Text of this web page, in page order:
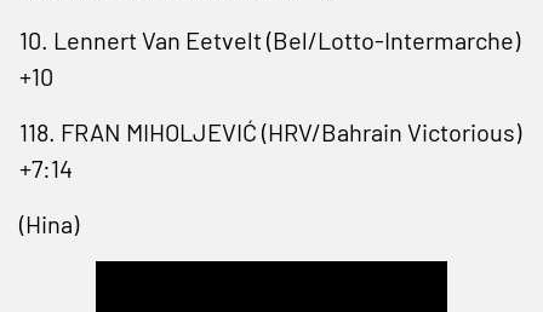
10. Lennert Van Eetvelt (Bel/Lotto-Intermarche)
+10
118. FRAN MIHOLJEVIĆ (HRV/Bahrain Victorious)
+7:14
(Hina)